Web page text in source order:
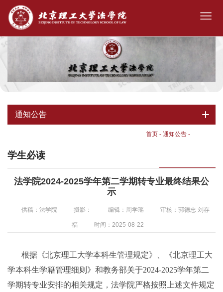
通知公告
首页 - 通知公告 -
学生必读
法学院2024-2025学年第二学期转专业最终结果公
示
供稿：法学院 摄影： 编辑：周学瑶 审核：郭德忠 刘存
福 时间：2025-08-22
根据《北京理工大学本科生管理规定》、《北京理工大
学本科生学籍管理细则》和教务部关于2024-2025学年第二
学期转专业安排的相关规定，法学院严格按照上述文件规定